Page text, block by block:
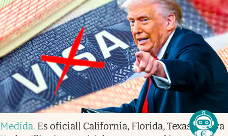
Medida. Es oficial| California, Florida, Texas, Nueva